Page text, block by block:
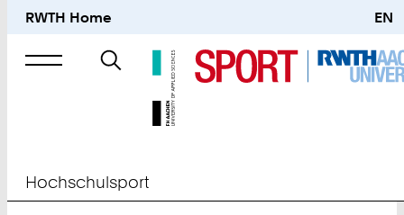
RWTH Home EN
Suche
nach
Hochschulsport